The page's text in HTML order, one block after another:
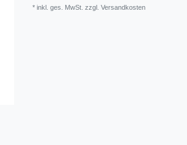
* inkl. ges. MwSt. zzgl. Versandkosten